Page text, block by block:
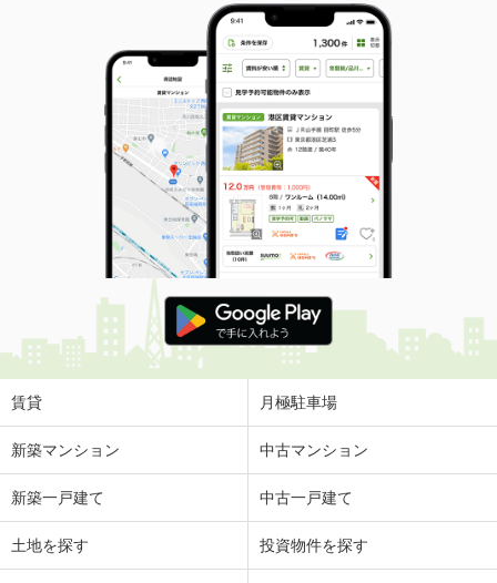
賃貸 月極駐車場
新築マンション 中古マンション
新築一戸建て 中古一戸建て
土地を探す 投資物件を探す